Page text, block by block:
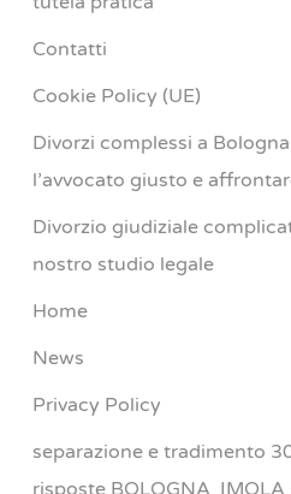
Contatti
Cookie Policy (UE)
Divorzi complessi a
l’avvocato giusto e
Divorzio giudiziale
nostro studio legale
Home
News
Privacy Policy
separazione e tradimento